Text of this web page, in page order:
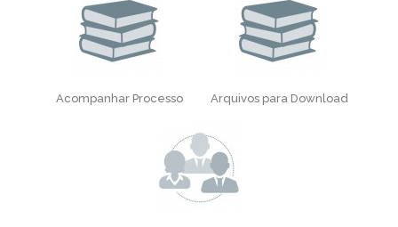
Acompanhar Processo Arquivos para Download